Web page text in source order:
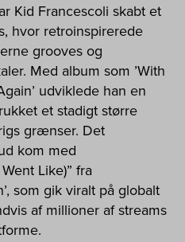
Kid Francescoli skabt et
hvor retroinspirerede
grooves og
Med album som ’With
udviklede han en
et stadigt større
grænser. Det
kom med
Like)” fra
som gik viralt på globalt
af millioner af streams